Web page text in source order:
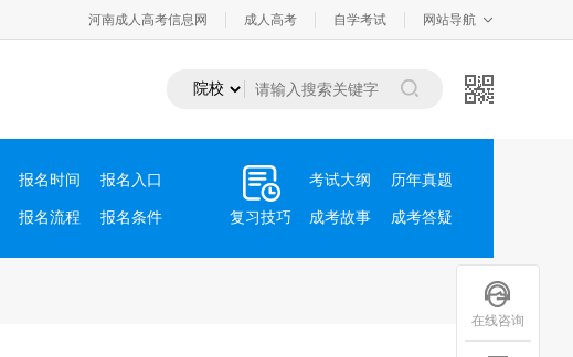
河南成人高考信息网 成人高考 自学考试 网站导航
报名时间 报名入口
报名流程 报名条件 复习技巧
考试大纲 历年真题
成考故事 成考答疑
在线咨询